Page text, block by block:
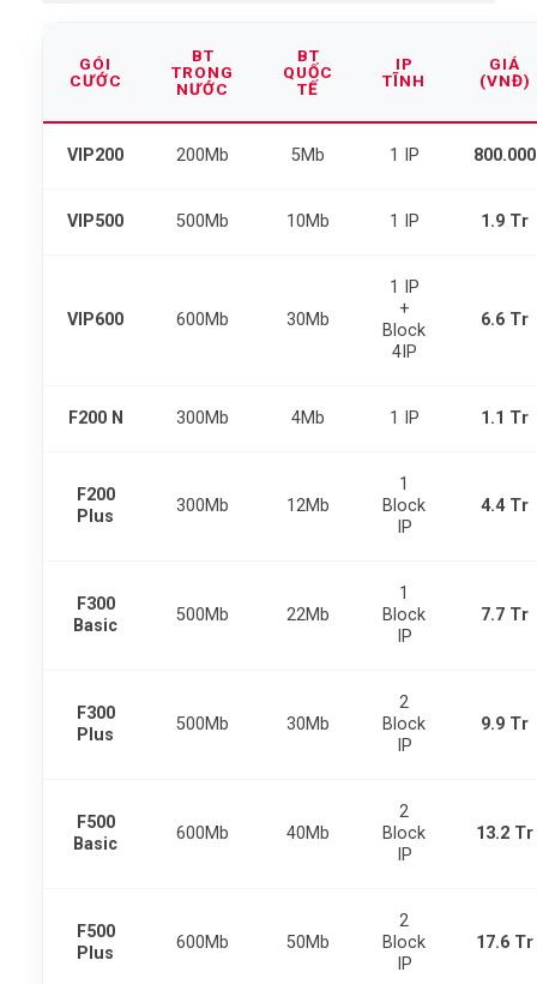
GÓI
CƯỚC
BT
TRONG
NƯỚC
BT
QUỐC
TẾ
IP
TĨNH
GIÁ
(VNĐ)
VIP200 200Mb 5Mb 1 IP 800.000
VIP500 500Mb 10Mb 1 IP 1.9 Tr
VIP600 600Mb 30Mb
1 IP
+
Block
4IP
6.6 Tr
F200 N 300Mb 4Mb 1 IP 1.1 Tr
F200
Plus
300Mb 12Mb
1
Block
IP
4.4 Tr
F300
Basic
500Mb 22Mb
1
Block
IP
7.7 Tr
F300
Plus
500Mb 30Mb
2
Block
IP
9.9 Tr
F500
Basic
600Mb 40Mb
2
Block
IP
13.2 Tr
F500
Plus
600Mb 50Mb
2
Block
IP
17.6 Tr